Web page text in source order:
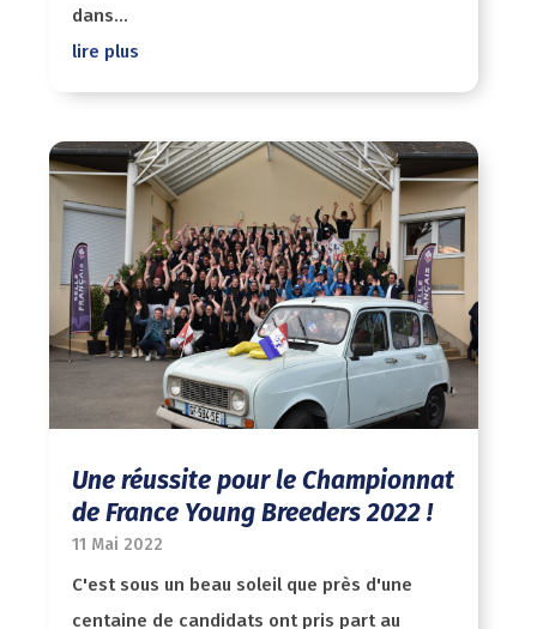
dans...
lire plus
Une réussite pour le Championnat
de France Young Breeders 2022 !
11 Mai 2022
C'est sous un beau soleil que près d'une
centaine de candidats ont pris part au